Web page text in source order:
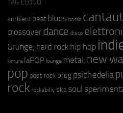
TAG CLOUD
ambient beat blues bossa
crossover dance disco
Grunge; hard rock hip hop
kimura laPOP lounge metal; new
pop post rock prog psichedelia
rock rockabilly ska soul